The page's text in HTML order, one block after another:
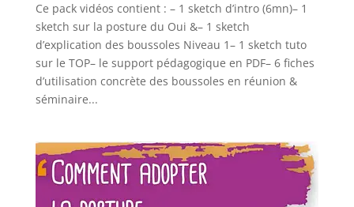
Ce pack vidéos contient : – 1 sketch d’intro (6mn)– 1
sketch sur la posture du Oui &– 1 sketch
d’explication des boussoles Niveau 1– 1 sketch tuto
sur le TOP– le support pédagogique en PDF– 6 fiches
d’utilisation concrète des boussoles en réunion &
séminaire...